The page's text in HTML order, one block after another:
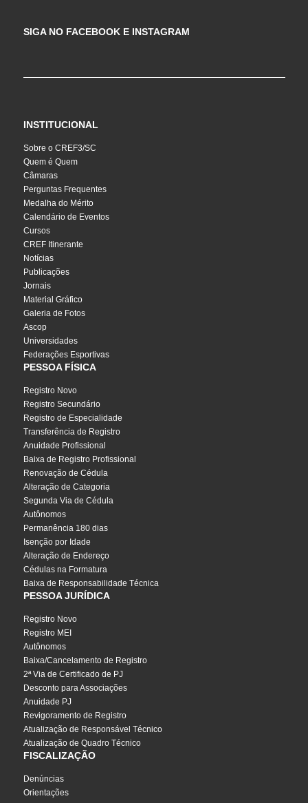
SIGA NO FACEBOOK E INSTAGRAM
INSTITUCIONAL
Sobre o CREF3/SC
Quem é Quem
Câmaras
Perguntas Frequentes
Medalha do Mérito
Calendário de Eventos
Cursos
CREF Itinerante
Notícias
Publicações
Jornais
Material Gráfico
Galeria de Fotos
Ascop
Universidades
Federações Esportivas
PESSOA FÍSICA
Registro Novo
Registro Secundário
Registro de Especialidade
Transferência de Registro
Anuidade Profissional
Baixa de Registro Profissional
Renovação de Cédula
Alteração de Categoria
Segunda Via de Cédula
Autônomos
Permanência 180 dias
Isenção por Idade
Alteração de Endereço
Cédulas na Formatura
Baixa de Responsabilidade Técnica
PESSOA JURÍDICA
Registro Novo
Registro MEI
Autônomos
Baixa/Cancelamento de Registro
2ª Via de Certificado de PJ
Desconto para Associações
Anuidade PJ
Revigoramento de Registro
Atualização de Responsável Técnico
Atualização de Quadro Técnico
FISCALIZAÇÃO
Denúncias
Orientações